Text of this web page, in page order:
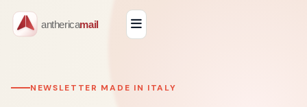
NEWSLETTER MADE IN ITALY